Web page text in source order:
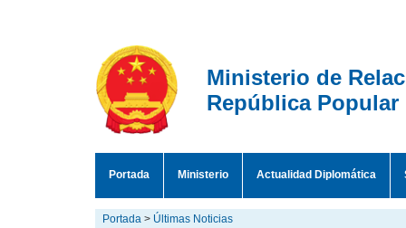
Ministerio de
República Popular
Portada Ministerio Actualidad Diplomática
Portada > Últimas Noticias